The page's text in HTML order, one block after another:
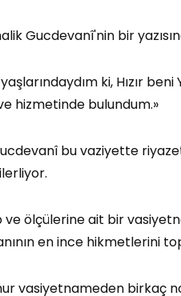
Gucdevanî'nin bir
ki, Hızır
hizmetinde bulundum.»
bu vaziyette
ölçülerine ait bir
en ince hikmetlerini
vasiyetnameden birkaç